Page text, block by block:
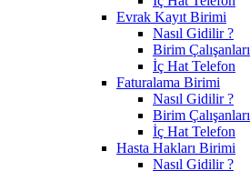
Evrak Kayıt Birimi
Nasıl Gidilir ?
Birim Çalışanları
İç Hat Telefon
Faturalama Birimi
Nasıl Gidilir ?
Birim Çalışanları
İç Hat Telefon
Hasta Hakları Birimi
Nasıl Gidilir ?